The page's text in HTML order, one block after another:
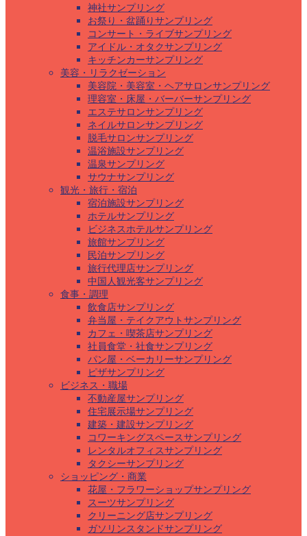
神社サンプリング
お祭り・盆踊りサンプリング
コンサート・ライブサンプリング
アイドル・オタクサンプリング
キッチンカーサンプリング
美容・リラクゼーション
美容院・美容室・ヘアサロンサンプリング
理容室・床屋・バーバーサンプリング
エステサロンサンプリング
ネイルサロンサンプリング
脱毛サロンサンプリング
温浴施設サンプリング
温泉サンプリング
サウナサンプリング
観光・旅行・宿泊
宿泊施設サンプリング
ホテルサンプリング
ビジネスホテルサンプリング
旅館サンプリング
民泊サンプリング
旅行代理店サンプリング
中国人観光客サンプリング
食事・調理
飲食店サンプリング
弁当屋・テイクアウトサンプリング
カフェ・喫茶店サンプリング
社員食堂・社食サンプリング
パン屋・ベーカリーサンプリング
ピザサンプリング
ビジネス・職場
不動産屋サンプリング
住宅展示場サンプリング
建築・建設サンプリング
コワーキングスペースサンプリング
レンタルオフィスサンプリング
タクシーサンプリング
ショッピング・商業
花屋・フラワーショップサンプリング
スーツサンプリング
クリーニング店サンプリング
ガソリンスタンドサンプリング